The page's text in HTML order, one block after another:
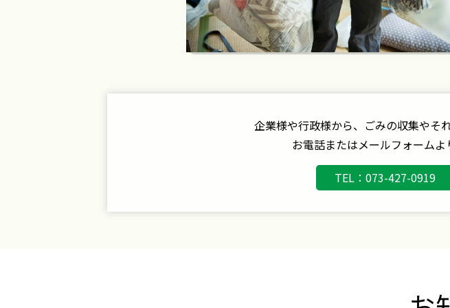
企業様や行政様から、ごみの収集やそ
お電話またはメールフォームよ
TEL：073-427-0919